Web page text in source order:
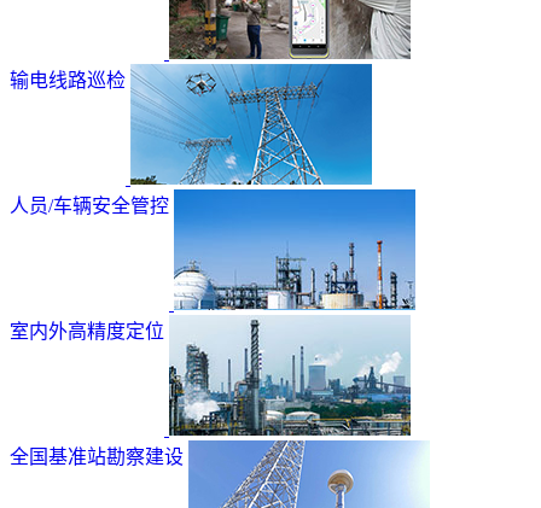
输电线路巡检
人员/车辆安全管控
室内外高精度定位
全国基准站勘察建设